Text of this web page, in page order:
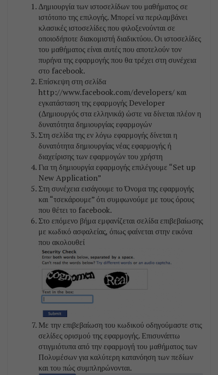
Δημιουργία των ιστοσελίδων του μαθήματος σε
ιστότοπο της επιλογής. Μπορεί να περιλαμβάνει
κλασικές ιστοσελίδες που φιλοξενούνται σε
οποιοδήποτε διακομιστή διαδικτύου. Οι ιστοσελίδες
του μαθήματος είναι αυτές που αποτελούν τον
πυρήνα της εφαρμογής που θα τρέχει στη συνέχεια
στο facebook.
Επίσκεψη στη σελίδα
http://www.facebook.com/developers/ και
εγκατάσταση της εφαρμογής Developer
(Δημιουργός στα ελληνικά) ώστε να δίνεται πλέον η
δυνατότητα δημιουργίας εφαρμογών
Στη σελίδα της εν λόγω εφαρμογής δίνεται η
δυνατότητα δημιουργίας νέας εφαρμογής ή
διαχείρισης των εφαρμογών του χρήστη
Για τη δημιουργία εφαρμογής επιλέγουμε “Set up
New Application”
Στη συνέχεια εισάγουμε το Όνομα της εφαρμογής
και “τσεκάρουμε” ότι συμφωνούμε με τους όρους
που θέτει το facebook.
Στο επόμενο βήμα εμφανίζεται σελίδα επιβεβαίωσης
με κωδικό ασφαλείας, όπως φαίνεται στην εικόνα
που ακολουθεί
Με την επιβεβαίωση του κωδικού οδηγούμαστε στις
σελίδες ορισμού της εφαρμογής. Επισυνάπτω
στιγμιότυπα από την εφαρμογή του μαθήματος των
Πολυμέσων για καλύτερη κατανόηση των πεδίων
και του πώς συμπληρώνονται.